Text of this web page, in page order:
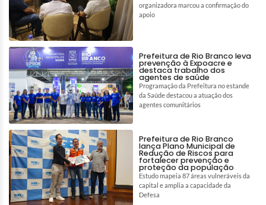
organizadora marcou a confirmação do
apoio
Prefeitura de Rio Branco leva
prevenção à Expoacre e
destaca trabalho dos
agentes de saúde
Programação da Prefeitura no estande
da Saúde destacou a atuação dos
agentes comunitários
Prefeitura de Rio Branco
lança Plano Municipal de
Redução de Riscos para
fortalecer prevenção e
proteção da população
Estudo mapeia 87 áreas vulneráveis da
capital e amplia a capacidade da
Defesa